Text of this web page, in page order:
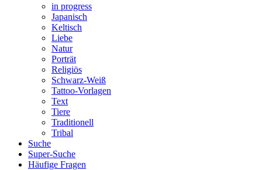
in progress
Japanisch
Keltisch
Liebe
Natur
Porträt
Religiös
Schwarz-Weiß
Tattoo-Vorlagen
Text
Tiere
Traditionell
Tribal
Suche
Super-Suche
Häufige Fragen